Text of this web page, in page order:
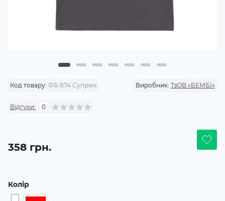
Код товару: ФБ 874 Супрем Виробник: ТзОВ «БЕМБІ»
Відгуки: 0
358 грн.
Колір